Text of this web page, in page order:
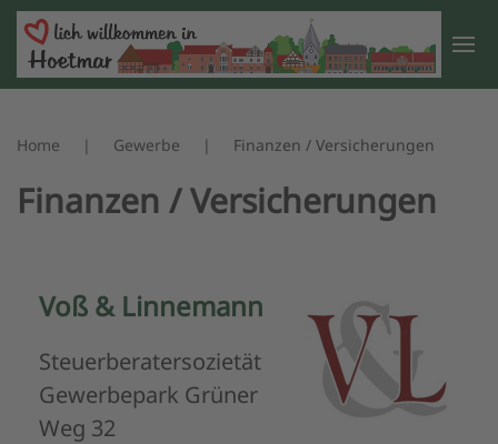
Zum Hauptinhalt springen
Home Gewerbe Finanzen / Versicherungen
Finanzen / Versicherungen
Voß & Linnemann
Steuerberatersozietät
Gewerbepark Grüner
Weg 32